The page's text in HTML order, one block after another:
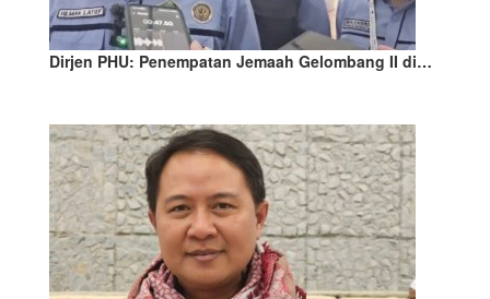
Dirjen PHU: Penempatan Jemaah Gelombang II di…